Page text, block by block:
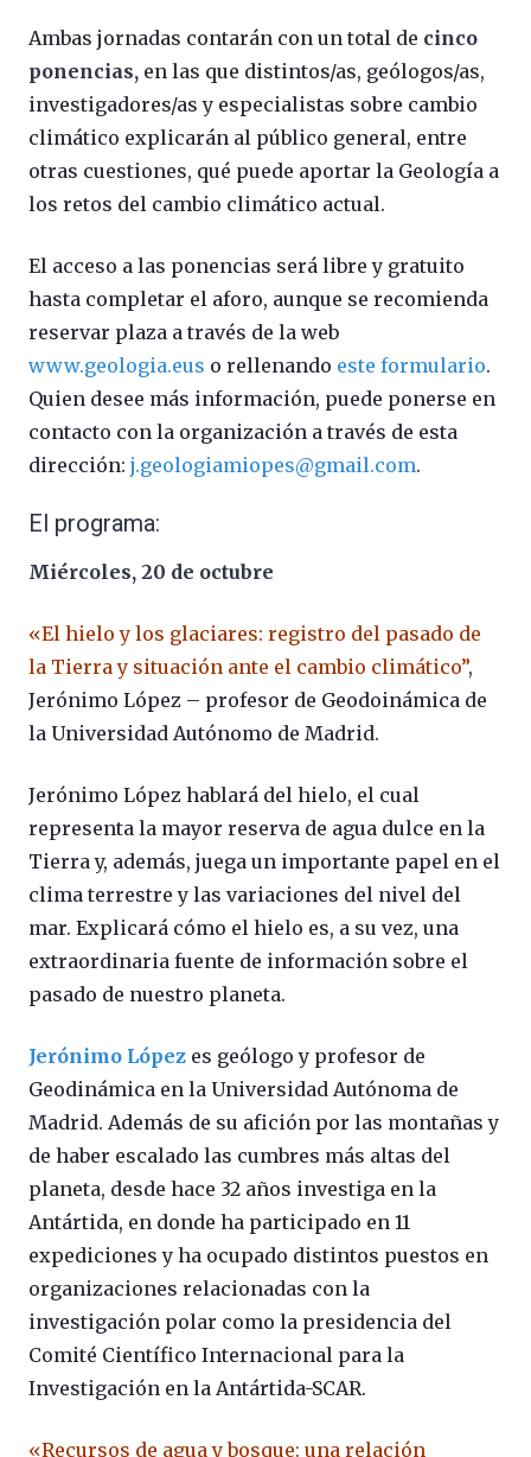
Ambas jornadas contarán con un total de cinco
ponencias, en las que distintos/as, geólogos/as,
investigadores/as y especialistas sobre cambio
climático explicarán al público general, entre
otras cuestiones, qué puede aportar la Geología a
los retos del cambio climático actual.
El acceso a las ponencias será libre y gratuito
hasta completar el aforo, aunque se recomienda
reservar plaza a través de la web
www.geologia.eus o rellenando este formulario.
Quien desee más información, puede ponerse en
contacto con la organización a través de esta
dirección: j.geologiamiopes@gmail.com.
El programa:
Miércoles, 20 de octubre
«El hielo y los glaciares: registro del pasado de
la Tierra y situación ante el cambio climático”,
Jerónimo López – profesor de Geodoinámica de
la Universidad Autónomo de Madrid.
Jerónimo López hablará del hielo, el cual
representa la mayor reserva de agua dulce en la
Tierra y, además, juega un importante papel en el
clima terrestre y las variaciones del nivel del
mar. Explicará cómo el hielo es, a su vez, una
extraordinaria fuente de información sobre el
pasado de nuestro planeta.
Jerónimo López es geólogo y profesor de
Geodinámica en la Universidad Autónoma de
Madrid. Además de su afición por las montañas y
de haber escalado las cumbres más altas del
planeta, desde hace 32 años investiga en la
Antártida, en donde ha participado en 11
expediciones y ha ocupado distintos puestos en
organizaciones relacionadas con la
investigación polar como la presidencia del
Comité Científico Internacional para la
Investigación en la Antártida-SCAR.
«Recursos de agua y bosque: una relación